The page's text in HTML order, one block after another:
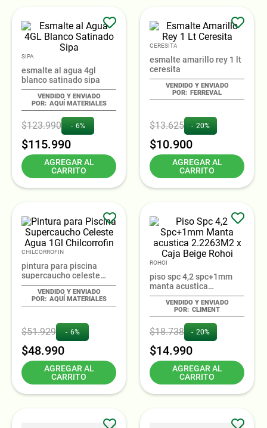
SIPA
esmalte al agua 4gl
blanco satinado sipa
AQUÍ MATERIALES
$123.990 6%
$115.990
AGREGAR AL
CARRITO
CERESITA
esmalte amarillo rey 1 lt
ceresita
FERREVAL
$13.625 20%
$10.900
AGREGAR AL
CARRITO
CHILCORROFIN
pintura para piscina
supercaucho celeste
agua 1gl chilcorrofin
AQUÍ MATERIALES
$51.929 6%
$48.990
AGREGAR AL
CARRITO
ROHOI
piso spc 4,2 spc+1mm
manta acustica
2.2263m2 x caja beige
rohoi
CLIMENT
$18.738 20%
$14.990
AGREGAR AL
CARRITO